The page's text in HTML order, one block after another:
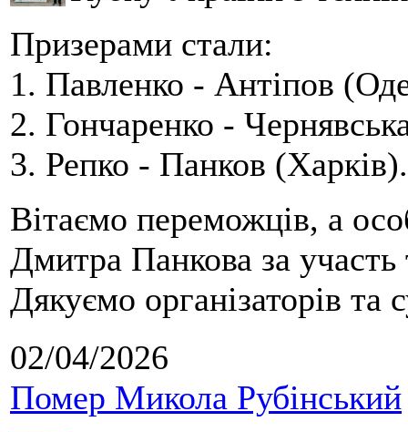
Призерами стали:
1. Павленко - Антіпов
2. Гончаренко -
3. Репко - Панков (Харків).
Вітаємо переможців, а
Дмитра Панкова за
Дякуємо організаторів та
02/04/2026
Помер Микола Рубінський